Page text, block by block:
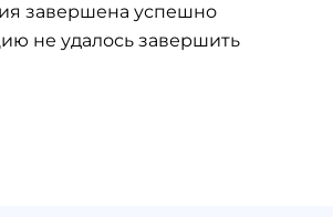
завершена успешно
не удалось завершить